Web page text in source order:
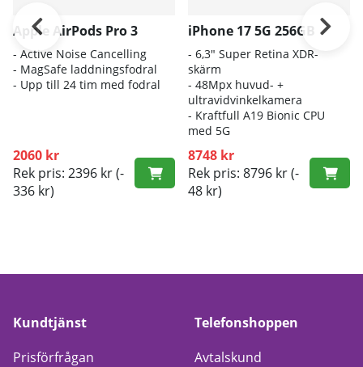
Apple AirPods Pro 3
- Active Noise Cancelling
- MagSafe laddningsfodral
- Upp till 24 tim med fodral
2060 kr
Rek pris: 2396 kr(-
336 kr)
iPhone 17 5G 256GB
- 6,3" Super Retina XDR-
skärm
- 48Mpx huvud- +
ultravidvinkelkamera
- Kraftfull A19 Bionic CPU
med 5G
8748 kr
Rek pris: 8796 kr(-
48 kr)
Kundtjänst
Prisförfrågan
Telefonshoppen
Avtalskund